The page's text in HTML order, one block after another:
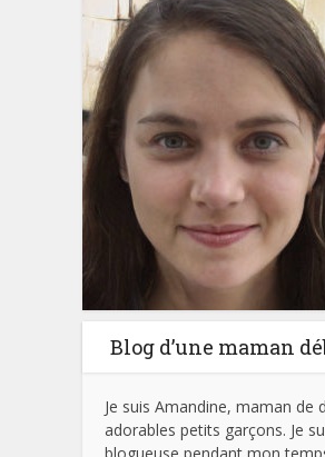
Blog d’une maman
Je suis Amandine, maman de
adorables petits garçons. Je